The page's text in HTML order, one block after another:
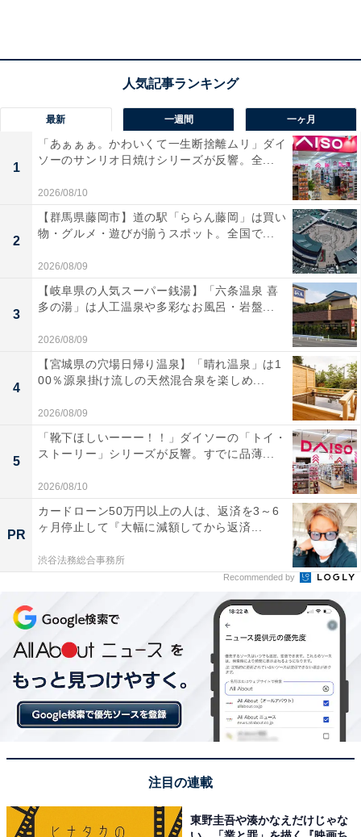
件ではなかった。
「大好きだったし、一生一緒にいたかったけど、そのた
めに私の人生をすべてかなぐり捨てるわけにはいかなか
った。彼とは別れ、私は転職しました」
転職した会社で必死に働き、ステップアップもして、31
歳になる直前、人材派遣関係の会社を立ち上げた。
「彼のことは噂で聞いていました。結局、彼はその後、
会社の支社へ転勤しました。実家には帰らなかったんで
す。婚約を破棄するために私が飲めない条件を持ち出し
てきたのかもしれない。ずっとそう思って彼を恨んでい
ました」
再会して誤解がとけて
彼女はその後、仕事に邁進した。結婚などする気にはな
れなかったし、恋愛にものめり込まなかった。男など信
用するまいと思ってしまったのだ。
30代後半になったころ、彼とも仲のよかったかつての同
最新 一週間 一ヶ月
1
「あぁぁぁ。かわいくて一生断捨離ムリ」ダイ
ソーのサンリオ日焼けシリーズが反響。全...
2026/08/10
2
【群馬県藤岡市】道の駅「ららん藤岡」は買い
物・グルメ・遊びが揃うスポット。全国で...
2026/08/09
3
【岐阜県の人気スーパー銭湯】「六条温泉 喜
多の湯」は人工温泉や多彩なお風呂・岩盤...
2026/08/09
4
【宮城県の穴場日帰り温泉】「晴れ温泉」は1
00％源泉掛け流しの天然混合泉を楽しめ...
2026/08/09
5
「靴下ほしいーーー！！」ダイソーの「トイ・
ストーリー」シリーズが反響。すでに品薄...
2026/08/10
PR
カードローン50万円以上の人は、返済を3～6
ヶ月停止して『大幅に減額してから返済...
渋谷法務総合事務所
Recommended by
注目の連載
東野圭吾や湊かなえだけじゃな